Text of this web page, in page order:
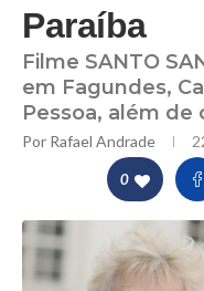
Paraíba
Filme SANTO
em Fagundes,
Pessoa, além de
Por Rafael Andrade
0